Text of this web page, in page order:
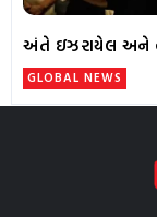
અંતે ઇઝરાયેલ અને
GLOBAL NEWS